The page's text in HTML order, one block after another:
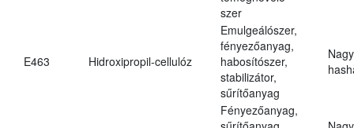
szer
E463 Hidroxipropil-cellulóz
Emulgeálószer,
fényezőanyag,
habosítószer,
stabilizátor,
sűrítőanyag
Fényezőanyag,